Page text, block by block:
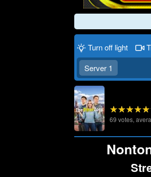
Turn off light
Server 1
69 votes,